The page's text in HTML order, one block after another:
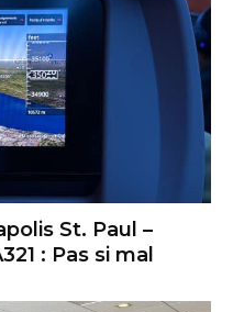
St. Paul –
: Pas si mal